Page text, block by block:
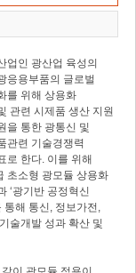
업인 광산업 육성의
응용부품의 글로벌
를 위해 상용화
관련 시제품 생산 지원
을 통한 광통신 및
관련 기술경쟁력
로 한다. 이를 위해
초소형 광모듈 상용화
‘광기반 공정혁신
통해 통신, 정보가전,
술개발 성과 확산 및